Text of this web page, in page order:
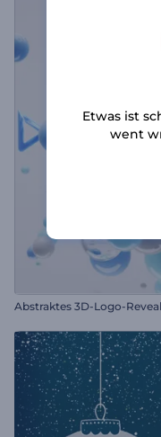
Abstraktes 3D-Logo-Reveal
Etwas ist
went